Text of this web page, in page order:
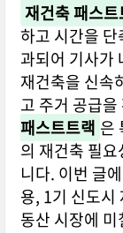
재건축 패스트
하고 시간을
과되어 기사가
재건축을 신속
고 주거 공급
패스트트랙 은
의 재건축 필
니다. 이번 글
용, 1기 신도시
동산 시장에